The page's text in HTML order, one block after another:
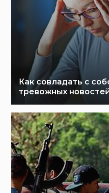
Как совладать с
тревожных